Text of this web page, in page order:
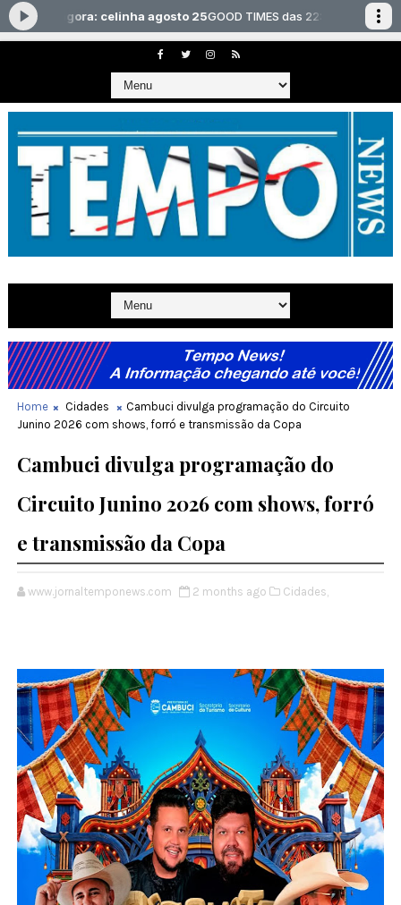
Home Cidades
Cambuci divulga programação do Circuito
Junino 2026 com shows, forró e transmissão da Copa
Cambuci divulga programação do
Circuito Junino 2026 com shows, forró
e transmissão da Copa
www.jornaltemponews.com 2 months ago Cidades,